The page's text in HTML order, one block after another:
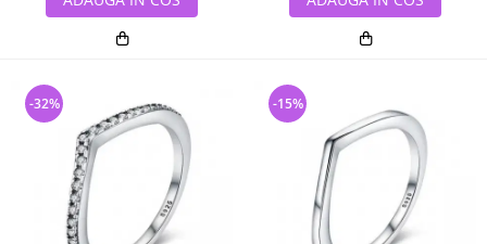
-32% -15%